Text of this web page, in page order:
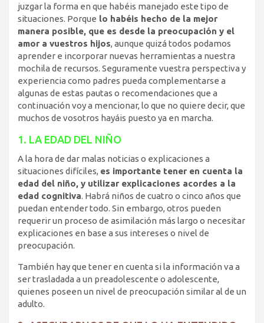
juzgar la forma en que habéis manejado este tipo de
situaciones. Porque lo habéis hecho de la mejor
manera posible, que es desde la preocupación y el
amor a vuestros hijos, aunque quizá todos podamos
aprender e incorporar nuevas herramientas a nuestra
mochila de recursos. Seguramente vuestra perspectiva y
experiencia como padres pueda complementarse a
algunas de estas pautas o recomendaciones que a
continuación voy a mencionar, lo que no quiere decir, que
muchos de vosotros hayáis puesto ya en marcha.
1. LA EDAD DEL NIÑO
A la hora de dar malas noticias o explicaciones a
situaciones difíciles, es importante tener en cuenta la
edad del niño, y utilizar explicaciones acordes a la
edad cognitiva. Habrá niños de cuatro o cinco años que
puedan entender todo. Sin embargo, otros pueden
requerir un proceso de asimilación más largo o necesitar
explicaciones en base a sus intereses o nivel de
preocupación.
También hay que tener en cuenta si la información va a
ser trasladada a un preadolescente o adolescente,
quienes poseen un nivel de preocupación similar al de un
adulto.